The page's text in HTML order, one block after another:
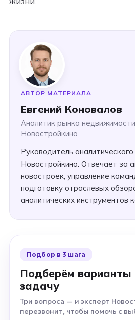
АВТОР МАТЕРИАЛА
Евгений Коновалов
Аналитик рынка
Новостройкино
Руководитель
Новостройкино. Отвечает за
новостроек, управление
подготовку отраслевых
аналитических инструментов
Подбор в 3 шага
Подберём
задачу
Три вопроса — и эксперт
перезвонит, чтобы помочь с